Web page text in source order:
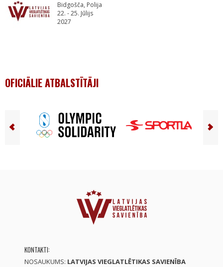
Bidgošča, Polija
22. - 25. Jūlijs
2027
OFICIĀLIE ATBALSTĪTĀJI
KONTAKTI:
NOSAUKUMS: LATVIJAS VIEGLATLĒTIKAS SAVIENĪBA